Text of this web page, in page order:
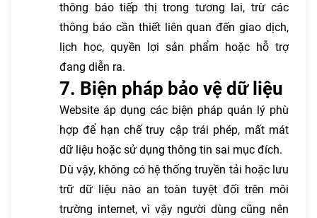
thông báo tiếp thị trong tương lai, trừ các
thông báo cần thiết liên quan đến giao dịch,
lịch học, quyền lợi sản phẩm hoặc hỗ trợ
đang diễn ra.
7. Biện pháp bảo vệ dữ liệu
Website áp dụng các biện pháp quản lý phù
hợp để hạn chế truy cập trái phép, mất mát
dữ liệu hoặc sử dụng thông tin sai mục đích.
Dù vậy, không có hệ thống truyền tải hoặc lưu
trữ dữ liệu nào an toàn tuyệt đối trên môi
trường internet, vì vậy người dùng cũng nên